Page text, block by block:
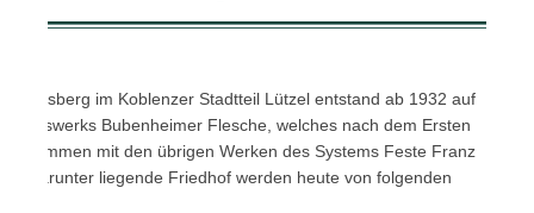
im Koblenzer Stadtteil Lützel entstand ab 1932 auf
Bubenheimer Flesche, welches nach dem Ersten
mit den übrigen Werken des Systems Feste Franz
darunter liegende Friedhof werden heute von folgenden